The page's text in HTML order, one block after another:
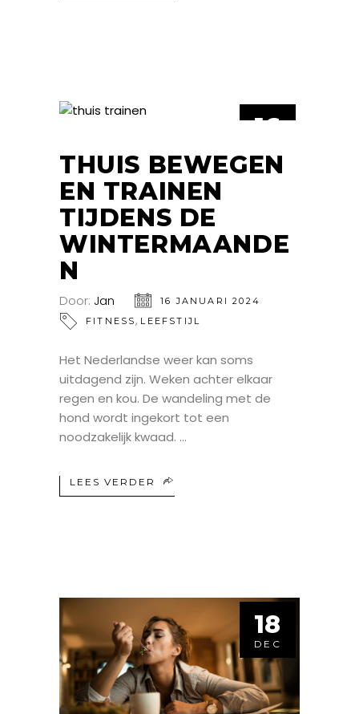
16
THUIS BEWEGEN
EN TRAINEN
TIJDENS DE
WINTERMAANDE
N
Door: Jan
16 JANUARI 2024
FITNESS, LEEFSTIJL
Het Nederlandse weer kan soms
uitdagend zijn. Weken achter elkaar
regen en kou. De wandeling met de
hond wordt ingekort tot een
noodzakelijk kwaad.
LEES VERDER
18
DEC